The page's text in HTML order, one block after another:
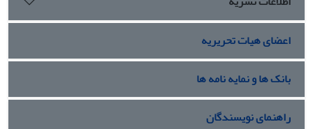
اعضای هیات تحریریه
بانک ها و نمایه نامه ها
راهنمای نویسندگان